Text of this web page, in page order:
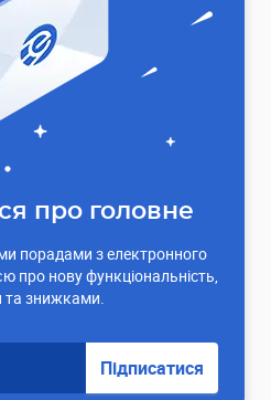
про головне
порадами з електронного
про нову функціональність,
та знижками.
Підписатися